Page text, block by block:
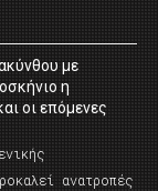
με
η
οι επόμενες
ανατροπές